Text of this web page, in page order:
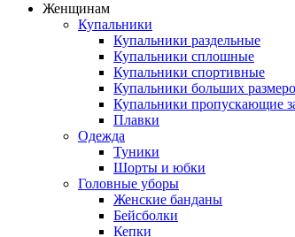
Женщинам
Купальники
Купальники раздельные
Купальники сплошные
Купальники спортивные
Купальники больших
Купальники пропускающие
Плавки
Одежда
Туники
Шорты и юбки
Головные уборы
Женские банданы
Бейсболки
Кепки